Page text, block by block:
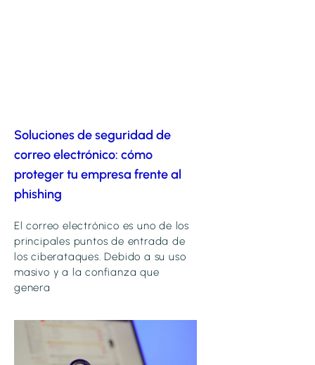
Soluciones de seguridad de
correo electrónico: cómo
proteger tu empresa frente al
phishing
El correo electrónico es uno de los
principales puntos de entrada de
los ciberataques. Debido a su uso
masivo y a la confianza que
genera